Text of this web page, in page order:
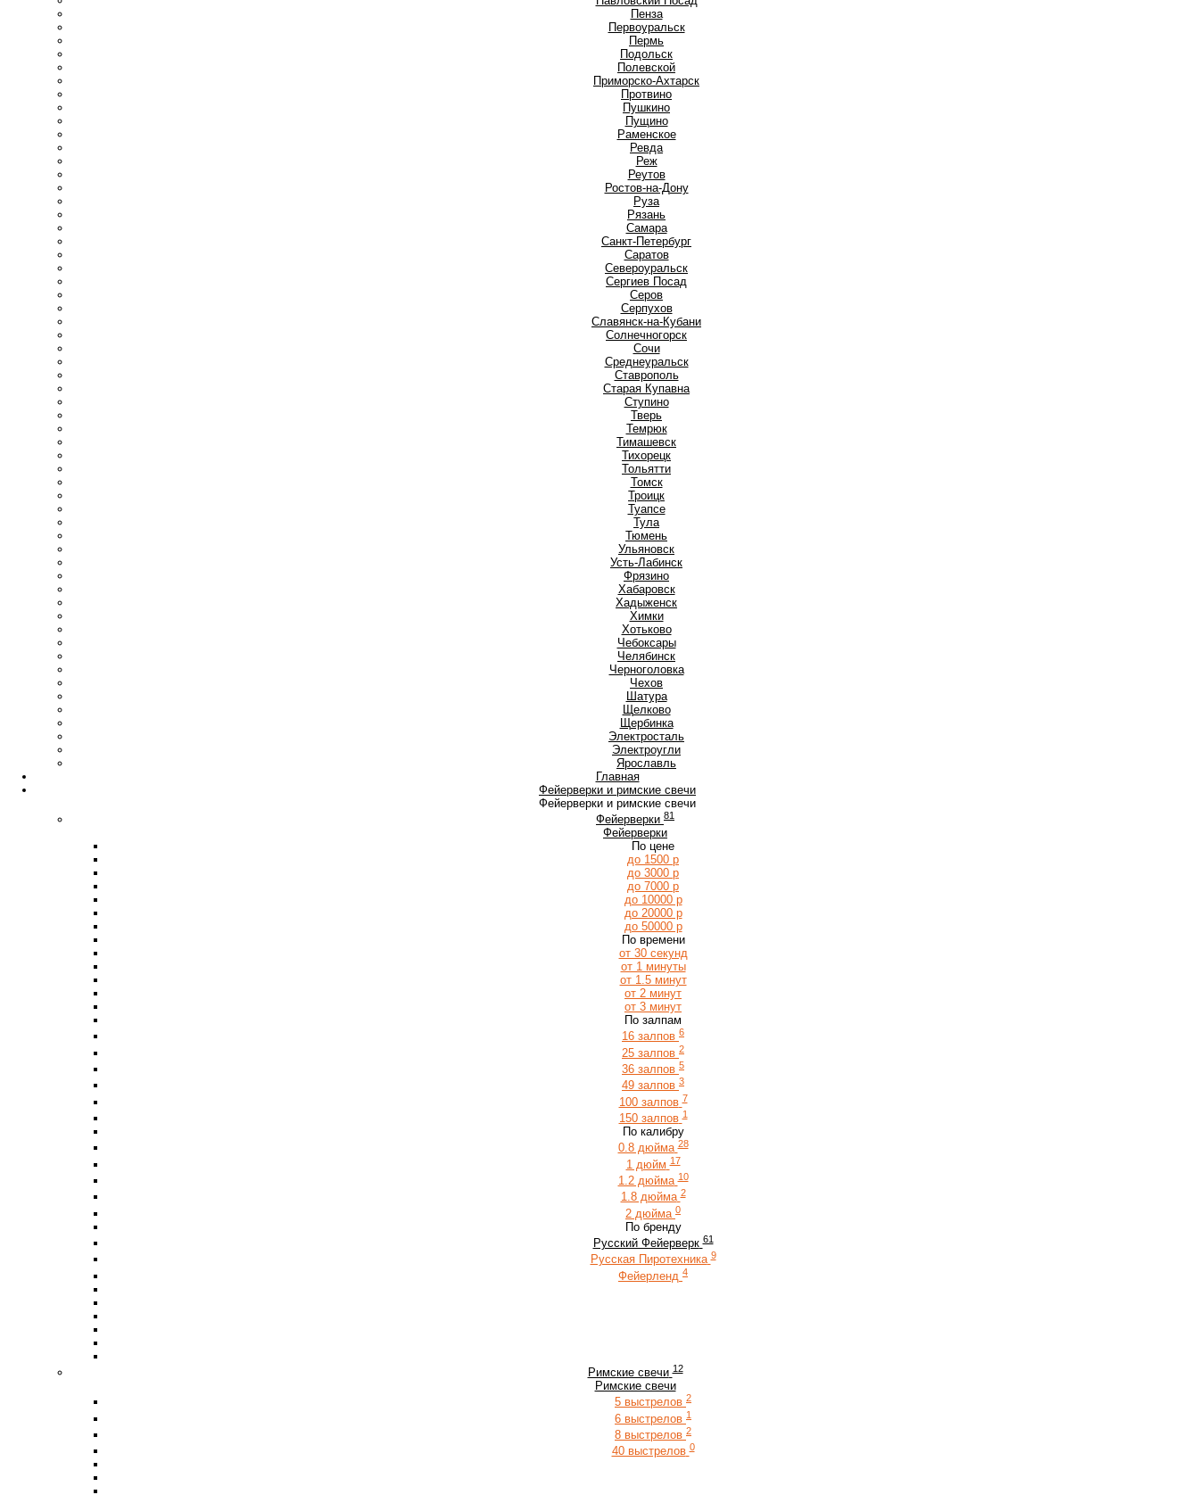
Пенза
Первоуральск
Пермь
Подольск
Полевской
Приморско-Ахтарск
Протвино
Пушкино
Пущино
Раменское
Ревда
Реж
Реутов
Ростов-на-Дону
Руза
Рязань
Самара
Санкт-Петербург
Саратов
Североуральск
Сергиев Посад
Серов
Серпухов
Славянск-на-Кубани
Солнечногорск
Сочи
Среднеуральск
Ставрополь
Старая Купавна
Ступино
Тверь
Темрюк
Тимашевск
Тихорецк
Тольятти
Томск
Троицк
Туапсе
Тула
Тюмень
Ульяновск
Усть-Лабинск
Фрязино
Хабаровск
Хадыженск
Химки
Хотьково
Чебоксары
Челябинск
Черноголовка
Чехов
Шатура
Щелково
Щербинка
Электросталь
Электроугли
Ярославль
Главная
Фейерверки и римские свечи
Фейерверки и римские свечи
Фейерверки 81
Фейерверки
По цене
до 1500 р
до 3000 р
до 7000 р
до 10000 р
до 20000 р
до 50000 р
По времени
от 30 секунд
от 1 минуты
от 1.5 минут
от 2 минут
от 3 минут
По залпам
16 залпов 6
25 залпов 2
36 залпов 5
49 залпов 3
100 залпов 7
150 залпов 1
По калибру
0.8 дюйма 28
1 дюйм 17
1.2 дюйма 10
1.8 дюйма 2
2 дюйма 0
По бренду
Русский Фейерверк 61
Русская Пиротехника 9
Фейерленд 4
Римские свечи 12
Римские свечи
5 выстрелов 2
6 выстрелов 1
8 выстрелов 2
40 выстрелов 0